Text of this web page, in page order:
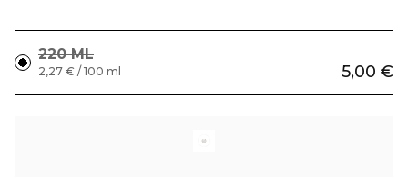
220 ML
5,00 €
2,27 € / 100 ml